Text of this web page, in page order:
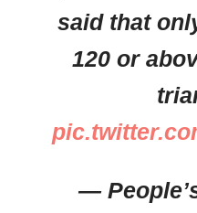
said that
120 or
—